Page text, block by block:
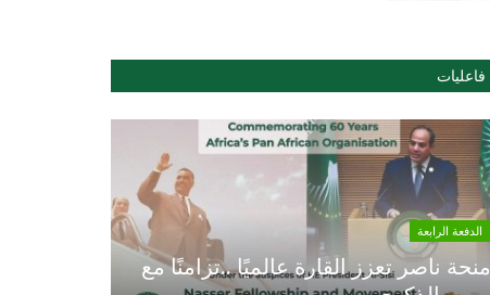
فاعليات
الدفعة الرابعة
منحة ناصر تعزز القارة عالميًا ..تزامنًا مع